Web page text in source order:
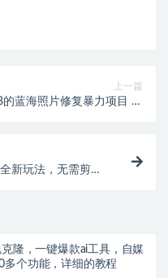
上一篇
蓝海照片修复暴力项目 无
新玩法，无需剪辑
克隆，一键爆款ai工具，自媒
多个功能，详细的教程